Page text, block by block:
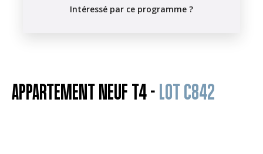
Intéressé par ce programme ?
APPARTEMENT NEUF T4 - LOT C842